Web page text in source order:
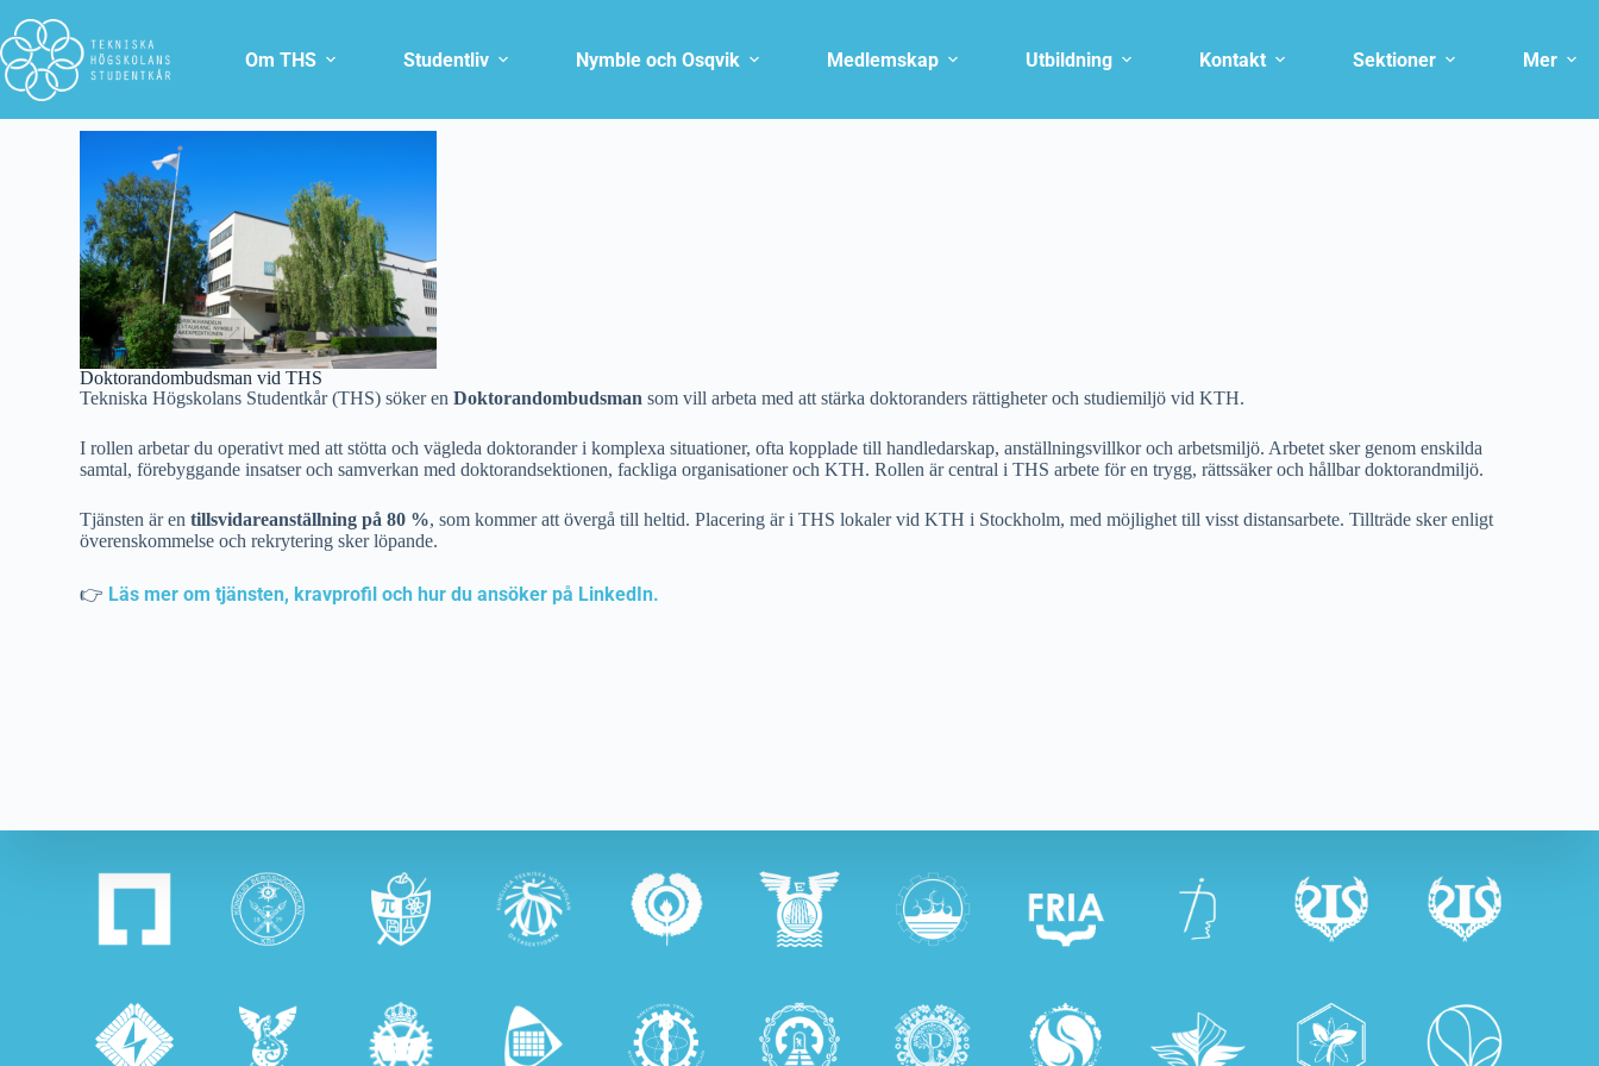
Om THS Studentliv Nymble och Osqvik Medlemskap Utbildning Kontakt Sektioner Mer
Doktorandombudsman vid THS
Tekniska Högskolans Studentkår (THS) söker enDoktorandombudsman som vill arbeta med att stärka doktoranders rättigheter och studiemiljö vid KTH.
I rollen arbetar du operativt med att stötta och vägleda doktorander i komplexa situationer, ofta kopplade till handledarskap, anställningsvillkor och arbetsmiljö. Arbetet sker genom enskilda
samtal, förebyggande insatser och samverkan med doktorandsektionen, fackliga organisationer och KTH. Rollen är central i THS arbete för en trygg, rättssäker och hållbar doktorandmiljö.
Tjänsten är entillsvidareanställning på 80 %, som kommer att övergå till heltid. Placering är i THS lokaler vid KTH i Stockholm, med möjlighet till visst distansarbete. Tillträde sker enligt
överenskommelse och rekrytering sker löpande.
👉 Läs mer om tjänsten, kravprofil och hur du ansöker på LinkedIn.